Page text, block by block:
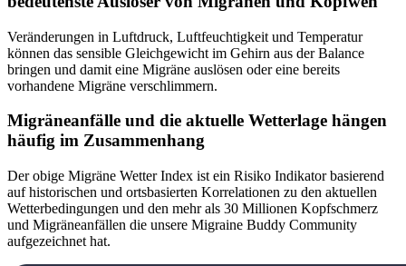
Veränderungen in Luftdruck, Luftfeuchtigkeit und Temperatur
können das sensible Gleichgewicht im Gehirn aus der Balance
bringen und damit eine Migräne auslösen oder eine bereits
vorhandene Migräne verschlimmern.
Migräneanfälle und die aktuelle Wetterlage hängen
häufig im Zusammenhang
Der obige Migräne Wetter Index ist ein Risiko Indikator basierend
auf historischen und ortsbasierten Korrelationen zu den aktuellen
Wetterbedingungen und den mehr als 30 Millionen Kopfschmerz
und Migräneanfällen die unsere Migraine Buddy Community
aufgezeichnet hat.